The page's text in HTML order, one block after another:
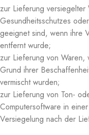
zur Lieferung
Gesundheitsschutzes
geeignet sind, wenn ihre
entfernt wurde;
zur Lieferung von
Grund ihrer
vermischt wurden;
zur Lieferung von Ton-
Computersoftware in
Versiegelung nach der